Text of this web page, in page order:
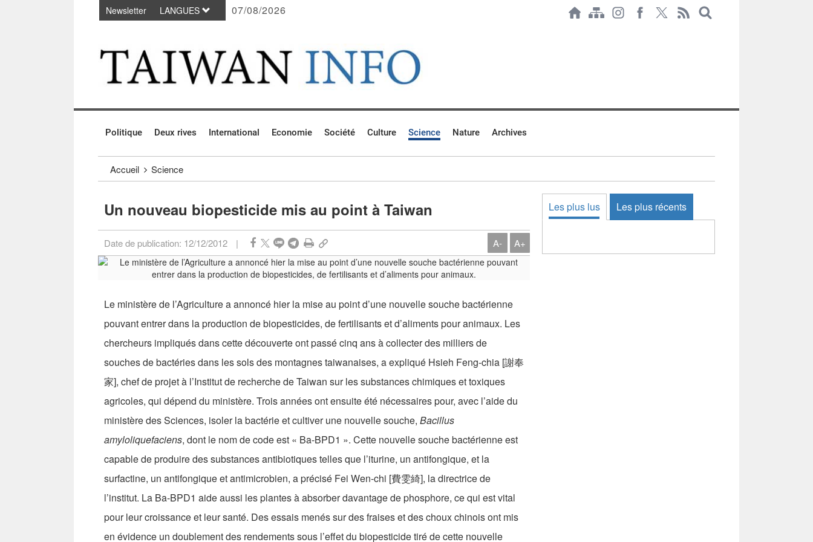
Passer au contenu principal
Newsletter LANGUES 07/08/2026
Politique Deux rives International Economie Société Culture Science Nature Archives
Accueil Science
Un nouveau biopesticide mis au point à Taiwan
Date de publication: 12/12/2012 | A- A+
Le ministère de l’Agriculture a annoncé hier la mise au point d’une nouvelle souche bactérienne
pouvant entrer dans la production de biopesticides, de fertilisants et d’aliments pour animaux. Les
chercheurs impliqués dans cette découverte ont passé cinq ans à collecter des milliers de
souches de bactéries dans les sols des montagnes taiwanaises, a expliqué Hsieh Feng-chia [謝奉
家], chef de projet à l’Institut de recherche de Taiwan sur les substances chimiques et toxiques
agricoles, qui dépend du ministère. Trois années ont ensuite été nécessaires pour, avec l’aide du
ministère des Sciences, isoler la bactérie et cultiver une nouvelle souche, Bacillus
amyloliquefaciens, dont le nom de code est « Ba-BPD1 ». Cette nouvelle souche bactérienne est
capable de produire des substances antibiotiques telles que l’iturine, un antifongique, et la
surfactine, un antifongique et antimicrobien, a précisé Fei Wen-chi [費雯綺], la directrice de
l’institut. La Ba-BPD1 aide aussi les plantes à absorber davantage de phosphore, ce qui est vital
pour leur croissance et leur santé. Des essais menés sur des fraises et des choux chinois ont mis
en évidence un doublement des rendements sous l’effet du biopesticide tiré de cette nouvelle
Les plus lus Les plus récents